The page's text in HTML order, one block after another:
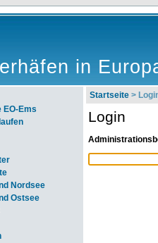
in
EO-Ems
Nordsee
Ostsee
Startseite >
Login